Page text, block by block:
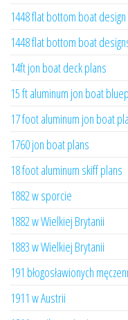
1448 flat bottom boat design
1448 flat bottom boat
14ft jon boat deck plans
15 ft aluminum jon boat
17 foot aluminum jon boat
1760 jon boat plans
18 foot aluminum skiff plans
1882 w sporcie
1882 w Wielkiej Brytanii
1883 w Wielkiej Brytanii
191 błogosławionych
1911 w Austrii